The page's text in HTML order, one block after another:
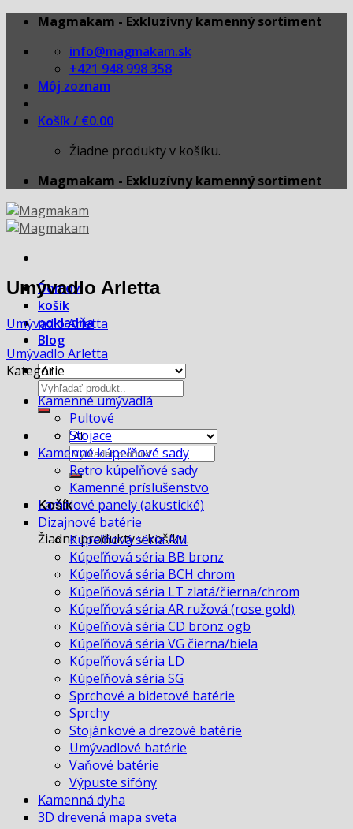
Skip
content
Magmakam - Exkluzívny kamenný sortiment
info@magmakam.sk
+421 948 998 358
Môj zoznam
Košík / €0.00
Žiadne produkty v košíku.
Magmakam - Exkluzívny kamenný sortiment
Domov
košík
pokladňa
Blog
Hľadať:
Hľadať:
Košík
Žiadne produkty v košíku.
Umývadlo Arletta
Umývadlo Arletta
Umývadlo Arletta
Kategórie
Kamenné umývadlá
Pultové
Stojace
Kamenné kúpeľňové sady
Retro kúpeľňové sady
Kamenné príslušenstvo
Lamelové panely (akustické)
Dizajnové batérie
Kúpeľňová séria AM
Kúpeľňová séria BB bronz
Kúpeľňová séria BCH chrom
Kúpeľňová séria LT zlatá/čierna/chrom
Kúpeľňová séria AR ružová (rose gold)
Kúpeľňová séria CD bronz ogb
Kúpeľňová séria VG čierna/biela
Kúpeľňová séria LD
Kúpeľňová séria SG
Sprchové a bidetové batérie
Sprchy
Stojánkové a drezové batérie
Umývadlové batérie
Vaňové batérie
Výpuste sifóny
Kamenná dyha
3D drevená mapa sveta